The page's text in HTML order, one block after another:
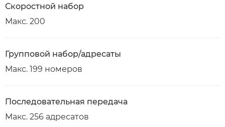
Скоростной набор
Макс. 200
Групповой набор/адресаты
Макс. 199 номеров
Последовательная передача
Макс. 256 адресатов